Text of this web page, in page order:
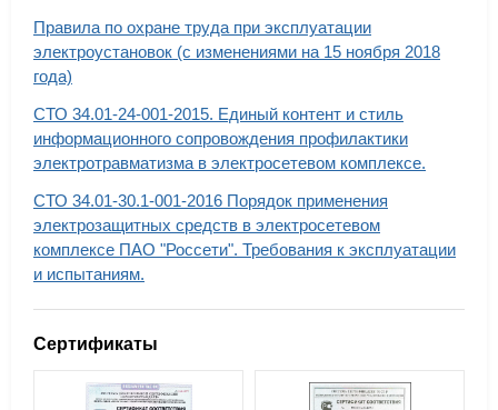
Правила по охране труда при эксплуатации
электроустановок (с изменениями на 15 ноября 2018
года)
СТО 34.01-24-001-2015. Единый контент и стиль
информационного сопровождения профилактики
электротравматизма в электросетевом комплексе.
СТО 34.01-30.1-001-2016 Порядок применения
электрозащитных средств в электросетевом
комплексе ПАО "Россети". Требования к эксплуатации
и испытаниям.
Сертификаты